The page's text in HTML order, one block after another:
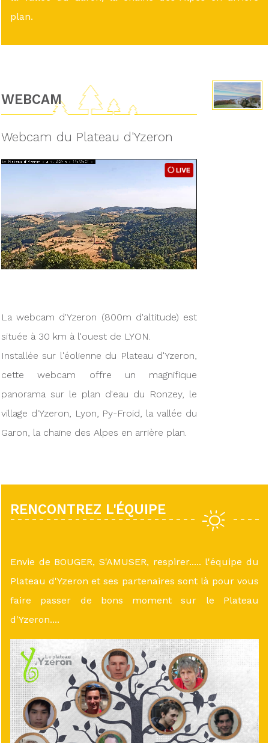
plan.
WEBCAM
Webcam du Plateau d'Yzeron
La webcam d'Yzeron (800m d'altitude) est
située à 30 km à l'ouest de LYON.
Installée sur l'éolienne du Plateau d'Yzeron,
cette webcam offre un magnifique
panorama sur le plan d'eau du Ronzey, le
village d'Yzeron, Lyon, Py-Froid, la vallée du
Garon, la chaine des Alpes en arrière plan.
RENCONTREZ L'ÉQUIPE
Envie de BOUGER, S'AMUSER, respirer..... l'équipe du
Plateau d'Yzeron et ses partenaires sont là pour vous
faire passer de bons moment sur le Plateau
d'Yzeron....